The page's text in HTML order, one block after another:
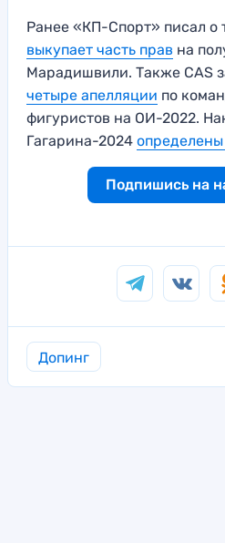
Ранее «КП-Спорт» писал о
выкупает часть прав на
Марадишвили. Также CAS
четыре апелляции по
фигуристов на ОИ-2022.
Гагарина-2024
Подпишись на
Допинг